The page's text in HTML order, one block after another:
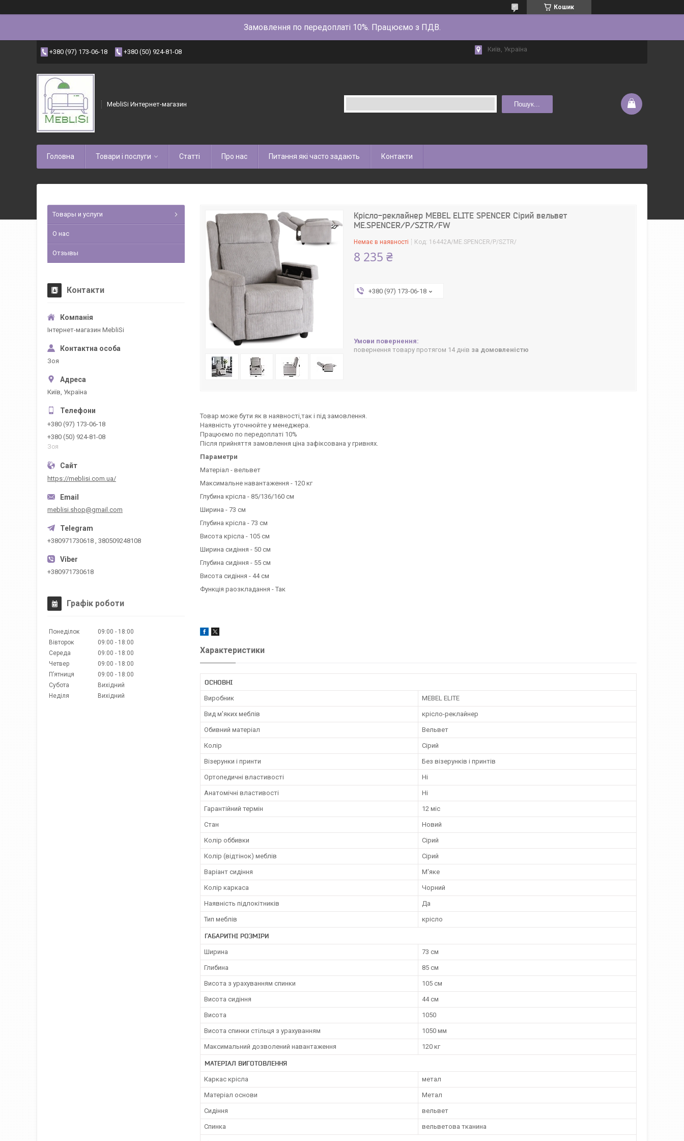
Кошик
Замовлення по передоплаті 10%. Працюємо з ПДВ.
+380 (97) 173-06-18 +380 (50) 924-81-08 Київ, Україна
MebliSi Интернет-магазин Пошук...
Головна Товари і послуги Статті Про нас Питання які часто задають Контакти
Крісло-реклайнер MEBEL ELITE SPENCER Сірий вельвет
ME.SPENCER/P/SZTR/FW
Немає в наявності Код: 16442А/ME.SPENCER/P/SZTR/
8 235 ₴
+380 (97) 173-06-18
повернення товару протягом 14 днів за домовленістю
Товар може бути як в наявності,так і під замовлення.
Наявність уточнюйте у менеджера.
Працюємо по передоплаті 10%
Після прийняття замовлення ціна зафіксована у гривнях.
Параметри
Матеріал - вельвет
Максимальне навантаження - 120 кг
Глубина крісла - 85/136/160 см
Ширина - 73 см
Глубина крісла - 73 см
Висота крісла - 105 см
Ширина сидіння - 50 см
Глубина сидіння - 55 см
Висота сидіння - 44 см
Функція раозкладання - Так
Характеристики
ОСНОВНІ
Виробник MEBEL ELITE
Вид м'яких меблів крісло-реклайнер
Обивний матеріал Вельвет
Колір Сірий
Візерунки і принти Без візерунків і принтів
Ортопедичні властивості Ні
Анатомічні властивості Ні
Гарантійний термін 12 міс
Стан Новий
Колір оббивки Сірий
Колір (відтінок) меблів Сірий
Варіант сидіння М'яке
Колір каркаса Чорний
Наявність підлокітників Да
Тип меблів крісло
ГАБАРИТНІ РОЗМІРИ
Ширина 73 см
Глибина 85 см
Висота з урахуванням спинки 105 см
Висота сидіння 44 см
Висота 1050
Висота спинки стільця з урахуванням 1050 мм
Максимальний дозволений навантаження 120 кг
МАТЕРІАЛ ВИГОТОВЛЕННЯ
Каркас крісла метал
Матеріал основи Метал
Сидіння вельвет
Спинка вельветова тканина
Товары и услуги
О нас
Отзывы
Контакти
Інтернет-магазин MebliSi
Зоя
Київ, Україна
+380 (97) 173-06-18
+380 (50) 924-81-08
Зоя
https://meblisi.com.ua/
meblisi.shop@gmail.com
+380971730618 , 380509248108
+380971730618
Графік роботи
Понеділок 09:00
18:00
Вівторок
09:00
18:00
Середа
09:00
18:00
Четвер
09:00
18:00
Пʼятниця
09:00
18:00
Субота
Вихідний
Неділя
Вихідний